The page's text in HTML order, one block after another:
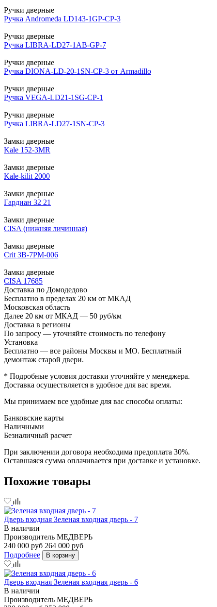
Ручки дверные
Ручка Andromeda LD143-1GP-CP-3
Ручки дверные
Ручка LIBRA-LD27-1AB-GP-7
Ручки дверные
Ручка DIONA-LD-20-1SN-CP-3 от Armadillo
Ручки дверные
Ручка VEGA-LD21-1SG-CP-1
Ручки дверные
Ручка LIBRA-LD27-1SN-CP-3
Замки дверные
Kale 152-3MR
Замки дверные
Kale-kilit 2000
Замки дверные
Гардиан 32 21
Замки дверные
CISA (нижняя личинная)
Замки дверные
Crit 3В-7РМ-006
Замки дверные
CISA 17685
Доставка по Домодедово
Бесплатно в пределах 20 км от МКАД
Московская область
Далее 20 км от МКАД — 50 руб/км
Доставка в регионы
По запросу — уточняйте стоимость по телефону
Установка
Бесплатно — все районы Москвы и МО. Бесплатный
демонтаж старой двери.
* Подробные условия доставки уточняйте у менеджера.
Доставка осуществляется в удобное для вас время.
Мы принимаем все удобные для вас способы оплаты:
Банковские карты
Наличными
Безналичный расчет
При заключении договора необходима предоплата 30%.
Оставшаяся сумма оплачивается при доставке и установке.
Похожие товары
Дверь входная Зеленая входная дверь - 7
В наличии
Производитель МЕДВЕРЬ
240 000 руб 264 000 руб
Подробнее
В корзину
Дверь входная Зеленая входная дверь - 6
В наличии
Производитель МЕДВЕРЬ